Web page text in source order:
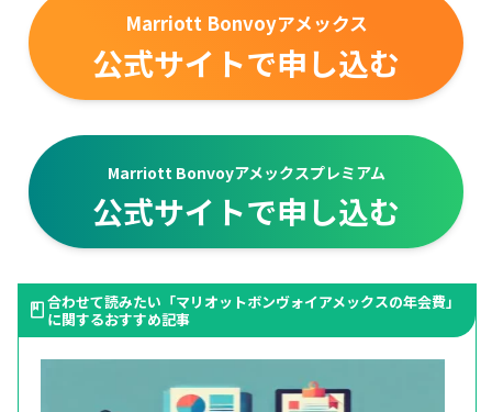
Marriott Bonvoyアメックス
公式サイトで申し込む
Marriott Bonvoyアメックスプレミアム
公式サイトで申し込む
合わせて読みたい「マリオットボンヴォイアメックスの年会費」
に関するおすすめ記事